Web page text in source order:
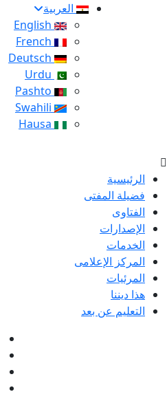
العربية
الرئيسية
فضيلة المفتى
الفتاوى
الإصدارات
الخدمات
المركز الإعلامى
المرئيات
هذا ديننا
التعليم عن بعد